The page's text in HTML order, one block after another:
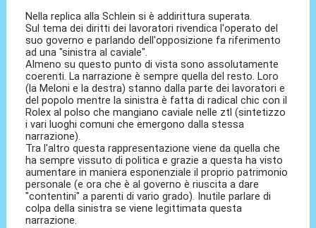
Nella replica alla Schlein si è addirittura superata.
Sul tema dei diritti dei lavoratori rivendica l'operato del
suo governo e parlando dell'opposizione fa riferimento
ad una "sinistra al caviale".
Almeno su questo punto di vista sono assolutamente
coerenti. La narrazione è sempre quella del resto. Loro
(la Meloni e la destra) stanno dalla parte dei lavoratori e
del popolo mentre la sinistra è fatta di radical chic con il
Rolex al polso che mangiano caviale nelle ztl (sintetizzo
i vari luoghi comuni che emergono dalla stessa
narrazione).
Tra l'altro questa rappresentazione viene da quella che
ha sempre vissuto di politica e grazie a questa ha visto
aumentare in maniera esponenziale il proprio patrimonio
personale (e ora che è al governo è riuscita a dare
"contentini" a parenti di vario grado). Inutile parlare di
colpa della sinistra se viene legittimata questa
narrazione.